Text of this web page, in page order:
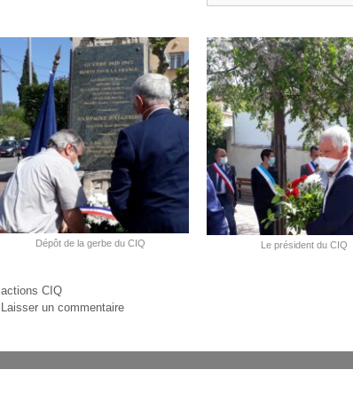
Dépôt de la gerbe du CIQ Le président du CIQ
actions CIQ
Laisser un commentaire